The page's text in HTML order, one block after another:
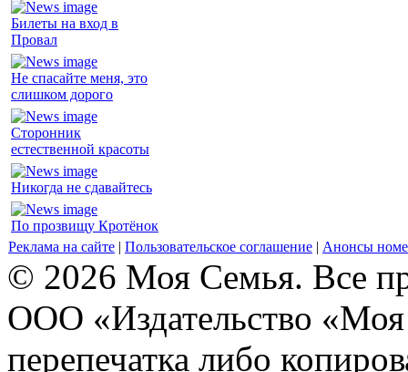
Билеты на вход в
Провал
Не спасайте меня, это
слишком дорого
Сторонник
естественной красоты
Никогда не сдавайтесь
По прозвищу Кротёнок
Реклама на сайте | Пользовательское соглашение | Анонсы
© 2026 Моя Семья. Все
ООО «Издательство
перепечатка либо